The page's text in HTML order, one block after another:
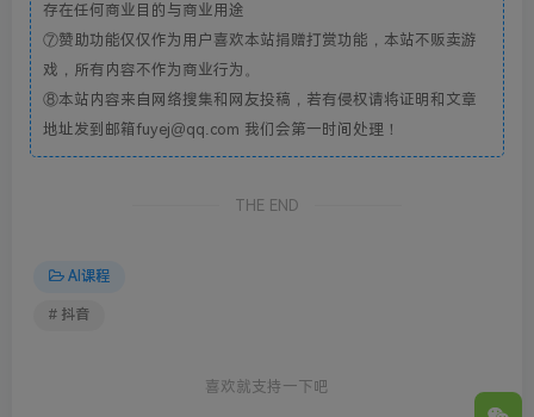
存在任何商业目的与商业用途
⑦赞助功能仅仅作为用户喜欢本站捐赠打赏功能，本站不贩卖游
戏，所有内容不作为商业行为。
⑧本站内容来自网络搜集和网友投稿，若有侵权请将证明和文章
地址发到邮箱fuyej@qq.com 我们会第一时间处理！
THE END
AI课程
# 抖音
喜欢就支持一下吧